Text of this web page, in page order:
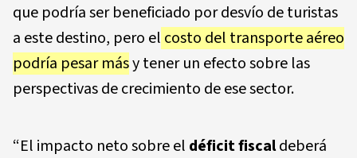
que podría ser beneficiado por desvío de turistas
a este destino, pero el costo del transporte aéreo
podría pesar másy tener un efecto sobre las
perspectivas de crecimiento de ese sector.
“El impacto neto sobre el déficit fiscaldeberá